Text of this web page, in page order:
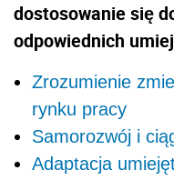
dostosowanie się
odpowiednich
Zrozumienie
rynku pracy
Samorozwój i
Adaptacja